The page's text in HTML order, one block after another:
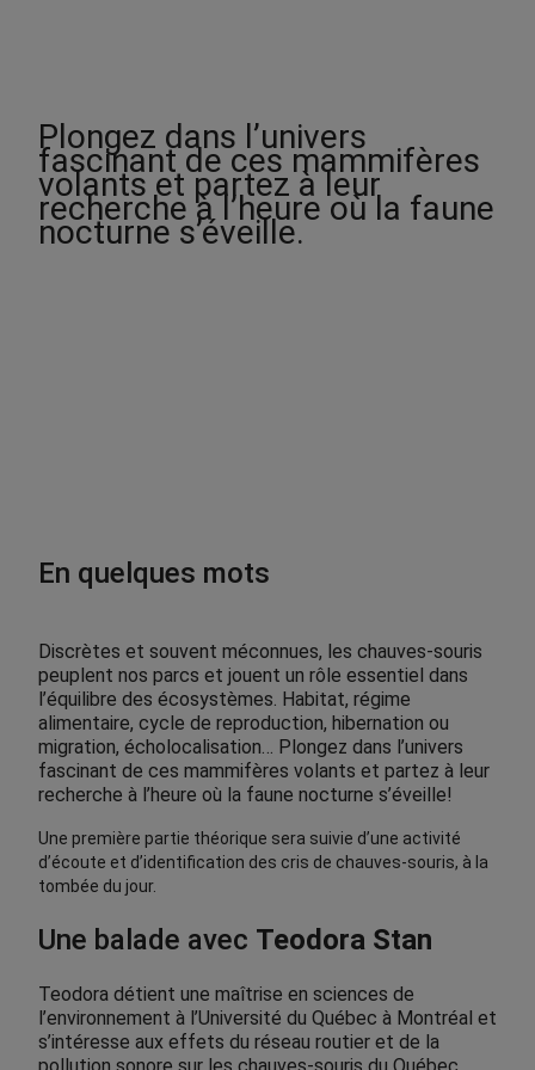
2
0
0
Plongez dans l’univers
fascinant de ces mammifères
volants et partez à leur
recherche à l’heure où la faune
nocturne s’éveille.
En quelques mots
Discrètes et souvent méconnues, les chauves-souris
peuplent nos parcs et jouent un rôle essentiel dans
l’équilibre des écosystèmes. Habitat, régime
alimentaire, cycle de reproduction, hibernation ou
migration, écholocalisation… Plongez dans l’univers
fascinant de ces mammifères volants et partez à leur
recherche à l’heure où la faune nocturne s’éveille!
Une première partie théorique sera suivie d’une activité
d’écoute et d’identification des cris de chauves-souris, à la
tombée du jour.
Une balade avec Teodora Stan
Teodora détient une maîtrise en sciences de
l’environnement à l’Université du Québec à Montréal et
s’intéresse aux effets du réseau routier et de la
pollution sonore sur les chauves-souris du Québec.